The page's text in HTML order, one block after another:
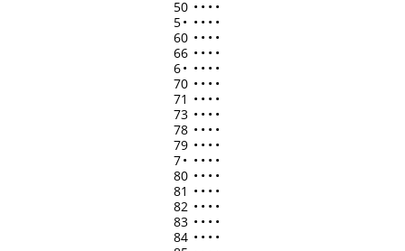
50 • • • •
5• • • • •
60 • • • •
66 • • • •
6• • • • •
70 • • • •
71 • • • •
73 • • • •
78 • • • •
79 • • • •
7• • • • •
80 • • • •
81 • • • •
82 • • • •
83 • • • •
84 • • • •